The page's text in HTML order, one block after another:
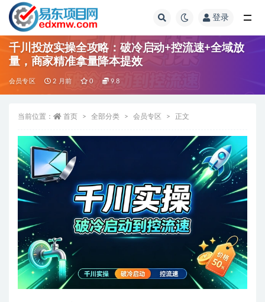
登录
千川投放实操全攻略：破冷启动+控流速+全域放
量，商家精准拿量降本提效
会员专区 2 月前 0 9.8
当前位置： 首页 全部分类 会员专区 正文